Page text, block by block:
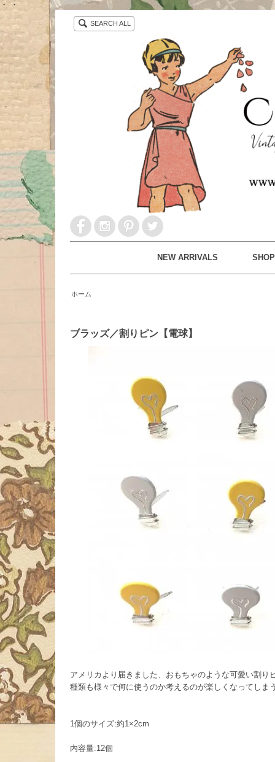
・ ・
SEARCH ALL
NEW ARRIVALS SHOP
ホーム
ブラッズ／割りピン【電球】
アメリカより届きました、おもちゃのような可愛い割り
種類も様々で何に使うのか考えるのが楽しくなってしま
1個のサイズ:約1×2cm
内容量:12個